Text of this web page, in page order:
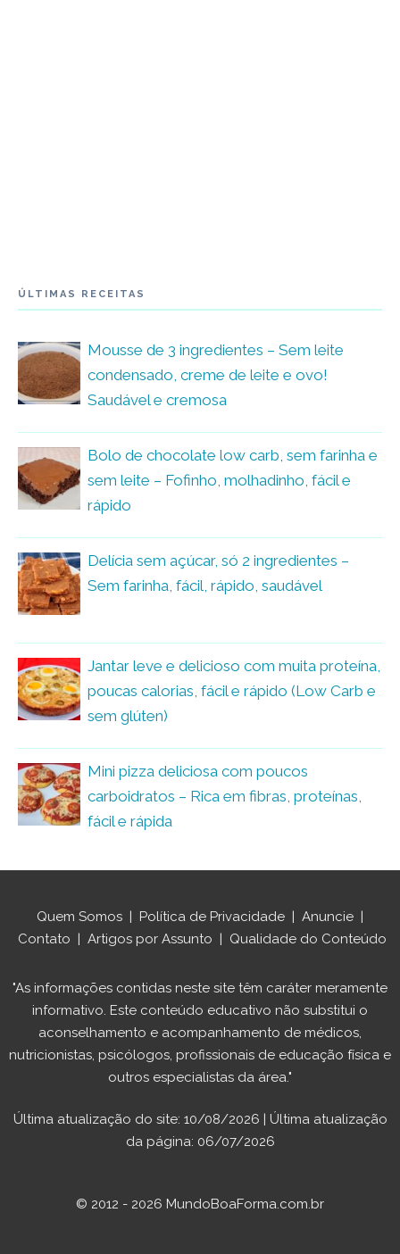
ÚLTIMAS RECEITAS
Mousse de 3 ingredientes – Sem leite
condensado, creme de leite e ovo!
Saudável e cremosa
Bolo de chocolate low carb, sem farinha e
sem leite – Fofinho, molhadinho, fácil e
rápido
Delícia sem açúcar, só 2 ingredientes –
Sem farinha, fácil, rápido, saudável
Jantar leve e delicioso com muita proteína,
poucas calorias, fácil e rápido (Low Carb e
sem glúten)
Mini pizza deliciosa com poucos
carboidratos – Rica em fibras, proteínas,
fácil e rápida
Quem Somos | Política de Privacidade | Anuncie |
Contato | Artigos por Assunto | Qualidade do Conteúdo
"As informações contidas neste site têm caráter meramente
informativo. Este conteúdo educativo não substitui o
aconselhamento e acompanhamento de médicos,
nutricionistas, psicólogos, profissionais de educação física e
outros especialistas da área."
Última atualização do site: 10/08/2026 | Última atualização
da página: 06/07/2026
© 2012 - 2026 MundoBoaForma.com.br